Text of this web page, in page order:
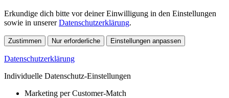
Erkundige dich bitte vor deiner Einwilligung in den Einstellungen
sowie in unsererDatenschutzerklärung.
Zustimmen Nur erforderliche Einstellungen anpassen
Datenschutzerklärung
Individuelle Datenschutz-Einstellungen
Marketing per Customer-Match